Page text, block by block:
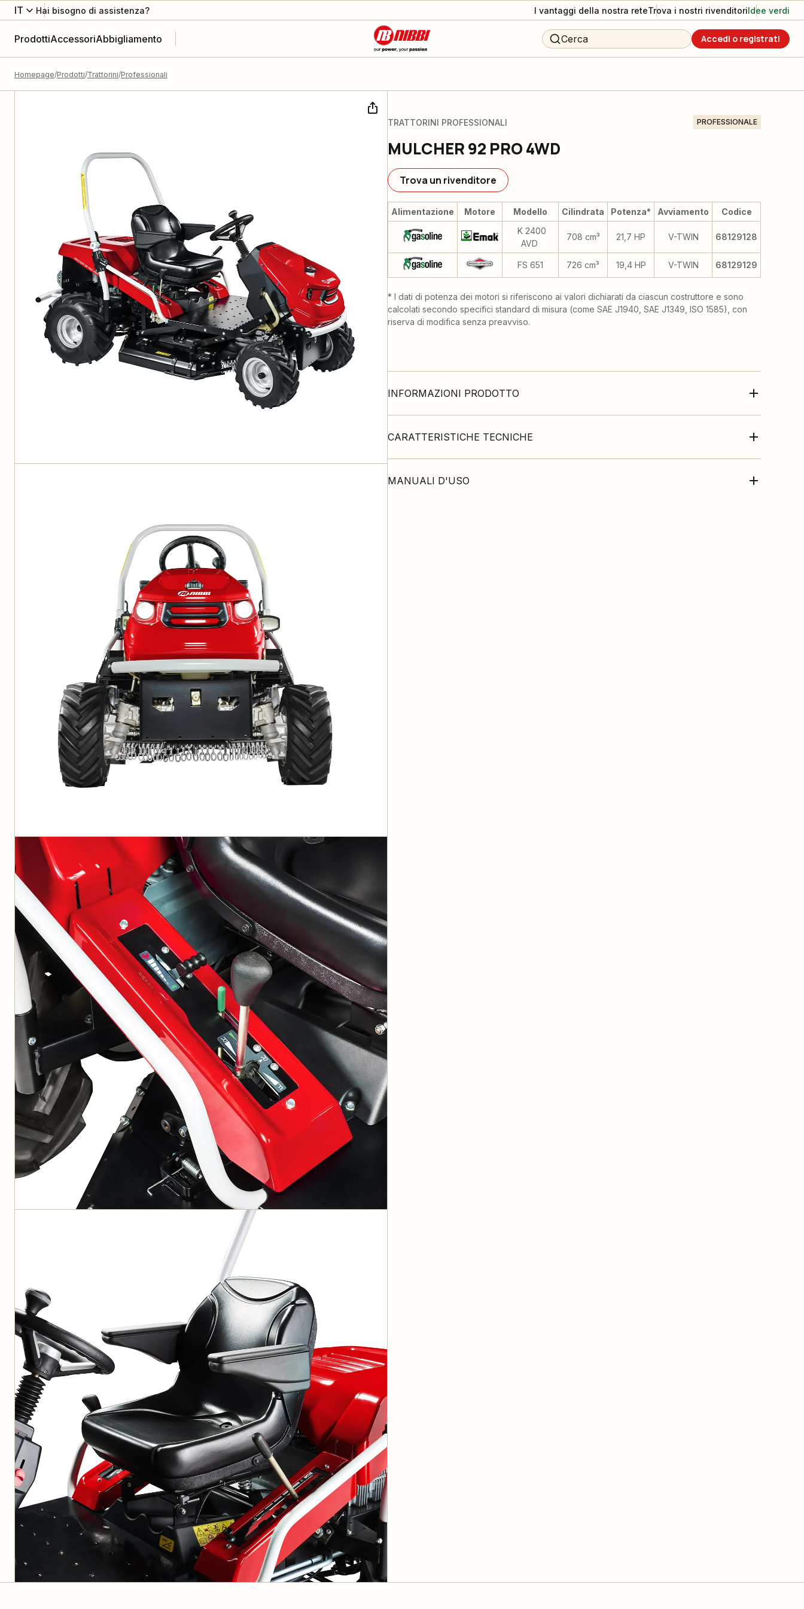
IT Hai bisogno di assistenza? I vantaggi della nostra reteTrova i nostri rivenditoriIdee verdi
ProdottiAccessoriAbbigliamento Cerca Accedi o registrati
Homepage Prodotti Trattorini Professionali
TRATTORINI PROFESSIONALI PROFESSIONALE
MULCHER 92 PRO 4WD
Trova un rivenditore
Alimentazione Motore Modello Cilindrata Potenza* Avviamento
Codice
K 2400
AVD
708 cm³ 21,7 HP V-TWIN 68129128
FS 651 726 cm³ 19,4 HP V-TWIN 68129129
* I dati di potenza dei motori si riferiscono ai valori dichiarati da ciascun costruttore e sono
calcolati secondo specifici standard di misura (come SAE J1940, SAE J1349, ISO 1585), con
riserva di modifica senza preavviso.
INFORMAZIONI PRODOTTO
CARATTERISTICHE TECNICHE
MANUALI D'USO